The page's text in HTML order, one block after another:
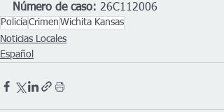
Número de caso: 26C112006
PolicíaCrimen Wichita Kansas
Noticias Locales
Español